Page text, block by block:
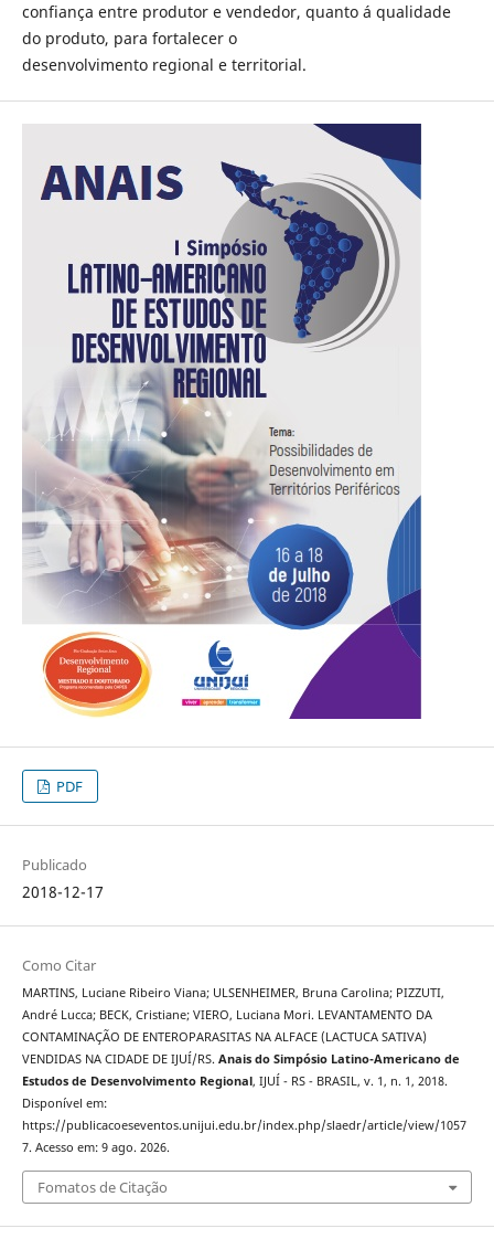
confiança entre produtor e vendedor, quanto á qualidade
do produto, para fortalecer o
desenvolvimento regional e territorial.
PDF
Publicado
2018-12-17
Como Citar
MARTINS, Luciane Ribeiro Viana; ULSENHEIMER, Bruna Carolina; PIZZUTI,
André Lucca; BECK, Cristiane; VIERO, Luciana Mori. LEVANTAMENTO DA
CONTAMINAÇÃO DE ENTEROPARASITAS NA ALFACE (LACTUCA SATIVA)
VENDIDAS NA CIDADE DE IJUÍ/RS. Anais do Simpósio Latino-Americano de
Estudos de Desenvolvimento Regional, IJUÍ - RS - BRASIL, v. 1, n. 1, 2018.
Disponível em:
https://publicacoeseventos.unijui.edu.br/index.php/slaedr/article/view/1057
7. Acesso em: 9 ago. 2026.
Fomatos de Citação